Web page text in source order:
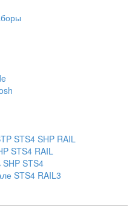
STS4 SHP RAIL
STS4 RAIL
STS4
STS4 RAIL3